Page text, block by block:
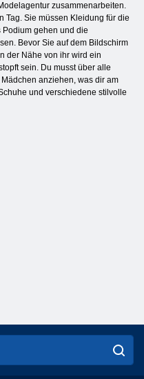
zusammenarbeiten.
Tag. Sie müssen Kleidung für die
gehen und die
Bevor Sie auf dem Bildschirm
der Nähe von ihr wird ein
sein. Du musst über alle
anziehen, was dir am
und verschiedene stilvolle